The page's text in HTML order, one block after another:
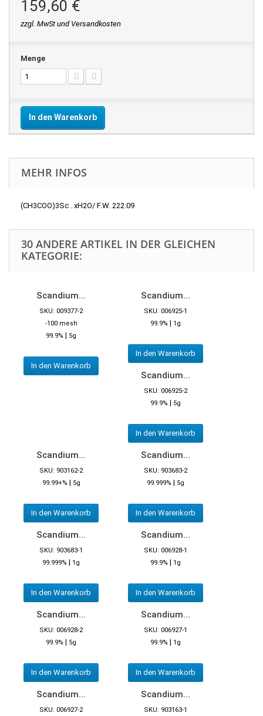
159,60 €
zzgl. MwSt und Versandkosten
Menge
In den Warenkorb
MEHR INFOS
(CH3COO)3Sc . xH2O/ F.W. 222.09
30 ANDERE ARTIKEL IN DER GLEICHEN
KATEGORIE:
Scandium...
SKU: 009377-2
-100 mesh
99.9% | 5g
In den Warenkorb
Scandium...
SKU: 006925-1
99.9% | 1g
In den Warenkorb
Scandium...
SKU: 006925-2
99.9% | 5g
In den Warenkorb
Scandium...
SKU: 903162-2
99.99+% | 5g
In den Warenkorb
Scandium...
SKU: 903683-2
99.999% | 5g
In den Warenkorb
Scandium...
SKU: 903683-1
99.999% | 1g
In den Warenkorb
Scandium...
SKU: 006928-1
99.9% | 1g
In den Warenkorb
Scandium...
SKU: 006928-2
99.9% | 5g
In den Warenkorb
Scandium...
SKU: 006927-1
99.9% | 1g
In den Warenkorb
Scandium...
SKU: 006927-2
Scandium...
SKU: 903163-1